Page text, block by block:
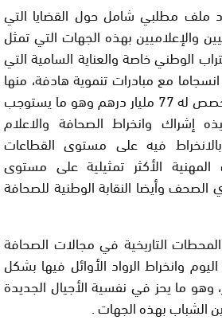
ملف مطلبي شامل حول القضايا التي
والإعلاميين بهذه الجهات التي تمثل
من التراب الوطني خاصة والعناية السامية التي
مع مبادرات تنموية هادفة، منها
المخطط التنموي الذي خصص له 77 مليار درهم وهو ما يستوجب
إشراك وانخراط الصحافة والاعلام
فيه على مستوى القطاعات
الأكثر تمثيلية على مستوى
الصحف وأيضا النقابة الوطنية للصحافة
التاريخية في مجالات الصحافة
مند 1975 إلى اليوم وانخراط الرواد الأوائل فيها بشكل
وهو ما يحز في نفسية الأجيال الجديدة
الشباب بهذه الجهات .